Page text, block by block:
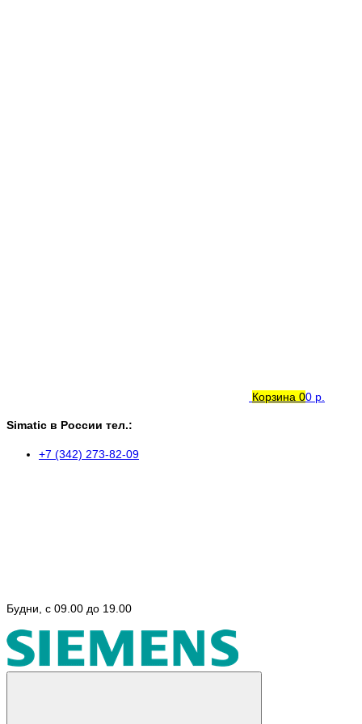
Корзина 00 р.
Simatic в России тел.:
+7 (342) 273-82-09
Будни, с 09.00 до 19.00